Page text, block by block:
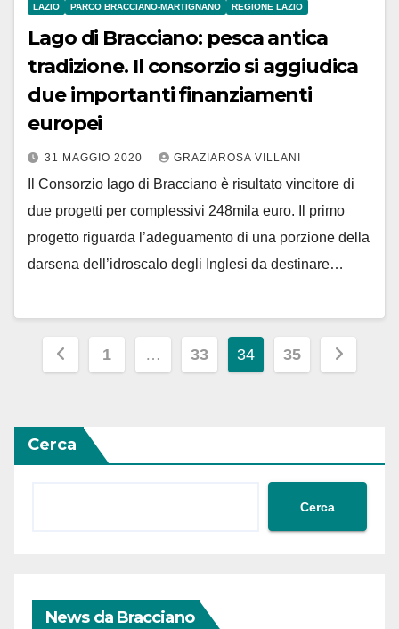
LAZIO
PARCO BRACCIANO-MARTIGNANO REGIONE LAZIO
Lago di Bracciano: pesca antica
tradizione. Il consorzio si aggiudica
due importanti finanziamenti
europei
31 MAGGIO 2020 GRAZIAROSA VILLANI
Il Consorzio lago di Bracciano è risultato vincitore di
due progetti per complessivi 248mila euro. Il primo
progetto riguarda l’adeguamento di una porzione della
darsena dell’idroscalo degli Inglesi da destinare…
Paginazione
articoli
1 … 33 34 35
Cerca
Cerca
News da Bracciano